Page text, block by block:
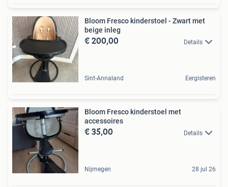
Bloom Fresco kinderstoel - Zwart met
beige inleg
€ 200,00 Details
Sint-Annaland Eergisteren
Bloom Fresco kinderstoel met
accessoires
€ 35,00 Details
Nijmegen 28 jul 26